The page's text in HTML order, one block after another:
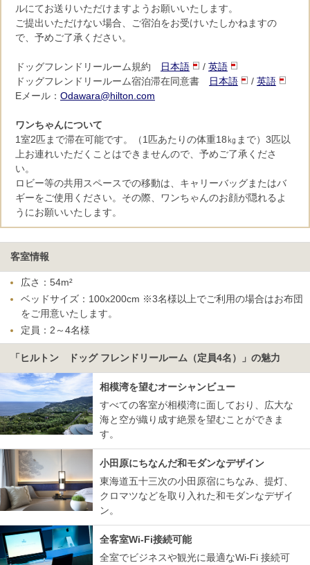
ルにてお送りいただけますようお願いいたします。
ご提出いただけない場合、ご宿泊をお受けいたしかねますの
で、予めご了承ください。
ドッグフレンドリールーム規約 日本語 / 英語
ドッグフレンドリールーム宿泊滞在同意書
日本語 / 英語
Eメール： Odawara@hilton.com
ワンちゃんについて
1室2匹まで滞在可能です。（1匹あたりの体重18㎏まで）3匹以
上お連れいただくことはできませんので、予めご了承くださ
い。
ロビー等の共用スペースでの移動は、キャリーバッグまたはバ
ギーをご使用ください。その際、ワンちゃんのお顔が隠れるよ
うにお願いいたします。
客室情報
広さ：54m²
ベッドサイズ：100x200cm ※3名様以上でご利用の場合はお布団
をご用意いたします。
定員：2～4名様
「ヒルトン ドッグ フレンドリールーム（定員4名）」の魅力
相模湾を望むオーシャンビュー
すべての客室が相模湾に面しており、広大な
海と空が織り成す絶景を望むことができま
す。
小田原にちなんだ和モダンなデザイン
東海道五十三次の小田原宿にちなみ、提灯、
クロマツなどを取り入れた和モダンなデザイ
ン。
全客室Wi-Fi接続可能
全室でビジネスや観光に最適なWi-Fi 接続可